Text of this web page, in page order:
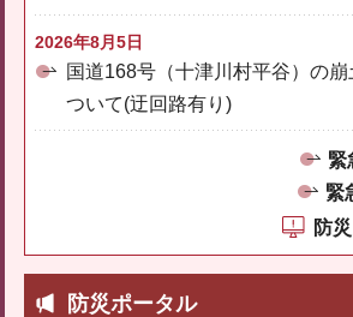
2026年8月5日
国道168号（十津川村平谷）の
ついて(迂回路有り)
緊
緊
防
防災ポータル